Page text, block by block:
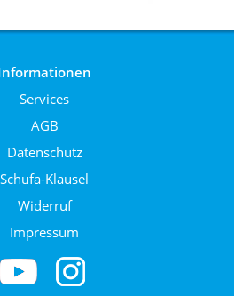
Services
AGB
Datenschutz
Schufa-Klausel
Widerruf
Impressum